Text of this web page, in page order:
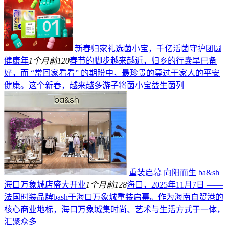
新春归家礼选菌小宝，千亿活菌守护团圆
健康年1个月前120春节的脚步越来越近，归乡的行囊早已备
好，而 “常回家看看” 的期盼中，最珍贵的莫过于家人的平安
健康。这个新春，越来越多游子将菌小宝益生菌列
重装启幕 向阳而生 ba&sh
海口万象城店盛大开业1个月前128海口，2025年11月7日 ——
法国时装品牌bash于海口万象城重装启幕。作为海南自贸港的
核心商业地标，海口万象城集时尚、艺术与生活方式于一体，
汇聚众多